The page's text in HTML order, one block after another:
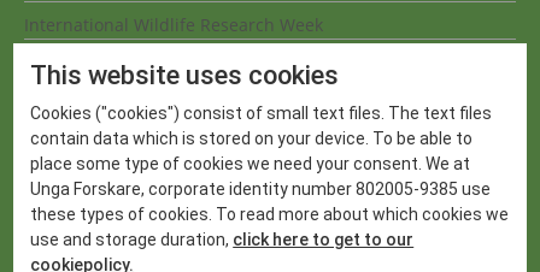
International Wildlife Research Week
London International Youth Science Forum
Mostratec
Nobelpriset
Nyheter
Regeneron International Science and Engineering Fair
Research Science Institute
This website uses cookies
Cookies ("cookies") consist of small text files. The text files
contain data which is stored on your device. To be able to
place some type of cookies we need your consent. We at
Unga Forskare, corporate identity number 802005-9385 use
these types of cookies. To read more about which cookies we
use and storage duration, click here to get to our
cookiepolicy.